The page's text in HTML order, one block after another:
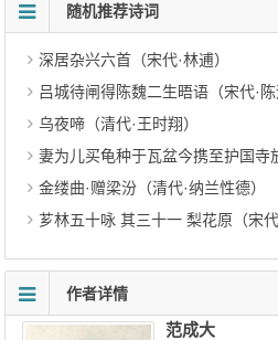
随机推荐诗词
深居杂兴六首（宋代·林逋）
吕城待闸得陈魏二生晤语（宋代·陈
乌夜啼（清代·王时翔）
妻为儿买龟种于瓦盆今携至护国寺放生戏
金缕曲·赠梁汾（清代·纳兰性德）
芗林五十咏 其三十一 梨花原（宋代
作者详情
范成大